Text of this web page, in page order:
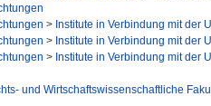
> Institute in Verbindung mit der
> Institute in Verbindung mit der
> Institute in Verbindung mit der
und Wirtschaftswissenschaftliche